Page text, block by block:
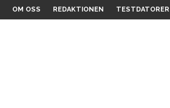
OM OSS REDAKTIONEN TESTDATORER